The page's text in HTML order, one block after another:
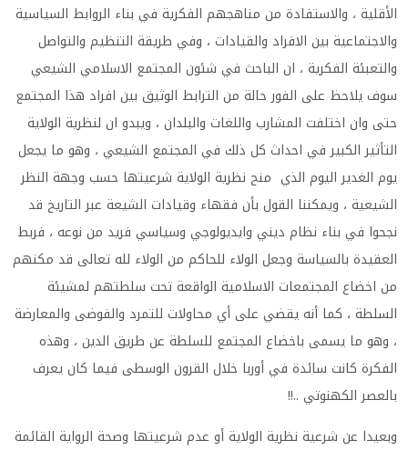
الأقلية ، والاستفادة من مناهجهم الفكرية في بناء الروابط السياسية
والاجتماعية بين الافراد والقيادات ، وفي طريقة التنظيم والتواصل
والتعبئة الفكرية ، ان الباحث في شئون المجتمع الاسلامي الشيعي
سوف يلاحظ على الفور حالة من الترابط الوثيق بين افراد هذا المجتمع
حتى وان اختلفت المشارب واللغات والبلدان ، ويبدو ان لنظرية الولاية
التأثير الكبير في احداث كل ذلك في المجتمع الشيعي ، وهو ما يجعل
يوم الغدير اليوم الذي منح نظرية الولاية شرعيتها حسب وجهة النظر
الشيعية ، ويمكننا القول بأن فقهاء وقيادات الشيعة عبر التاريخ قد
نجحوا في بناء نظام ديني وايديولوجي وسياسي فريد من نوعه ، فربط
العقيدة بالسياسة وجعل الولاء للحاكم من الولاء لله تعالى قد مكنهم
من اخضاع المجتمعات الاسلامية الواقعة تحت سلطتهم لمشيئة
السلطة ، كما أنه يقضي على أي محاولات للتمرد والفوضى والمعارضة
، وهو ما يسمى باخضاع المجتمع للسلطة عن طريق الدين ، وهذه
الفكرة كانت سائدة في أوربا خلال القرون الوسطى فيما كان يعرف
بالعصر الكهنوتي ..!!
وبعيدا عن شرعية نظرية الولاية أو عدم شرعيتها وصحة الرواية القائمة